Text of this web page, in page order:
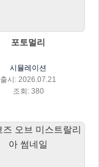
포토멀리
시뮬레이션
출시: 2026.07.21
조회: 380